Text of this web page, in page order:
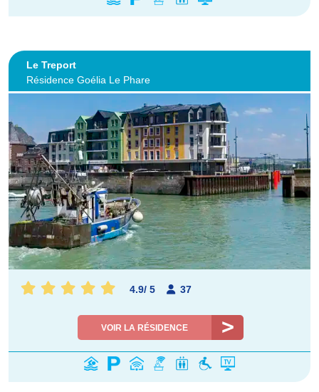
Le Treport
Résidence Goélia Le Phare
4.9/ 5 37
VOIR LA RÉSIDENCE